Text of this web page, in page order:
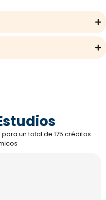
un total de 175 créditos